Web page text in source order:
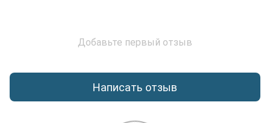
Добавьте первый отзыв
Написать отзыв